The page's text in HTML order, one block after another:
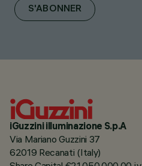
S'ABONNER
iGuzzini illuminazione S.p.A
Via Mariano Guzzini 37
62019 Recanati (Italy)